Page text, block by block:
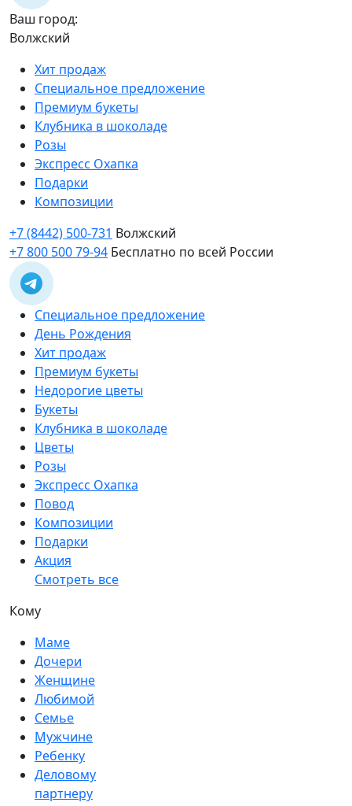
Ваш город:
Волжский
Хит продаж
Специальное предложение
Премиум букеты
Клубника в шоколаде
Розы
Экспресс Охапка
Подарки
Композиции
+7 (8442) 500-731 Волжский
+7 800 500 79-94 Бесплатно по всей России
Специальное предложение
День Рождения
Хит продаж
Премиум букеты
Недорогие цветы
Букеты
Клубника в шоколаде
Цветы
Розы
Экспресс Охапка
Повод
Композиции
Подарки
Акция
Смотреть все
Кому
Маме
Дочери
Женщине
Любимой
Семье
Мужчине
Ребенку
Деловому
партнеру